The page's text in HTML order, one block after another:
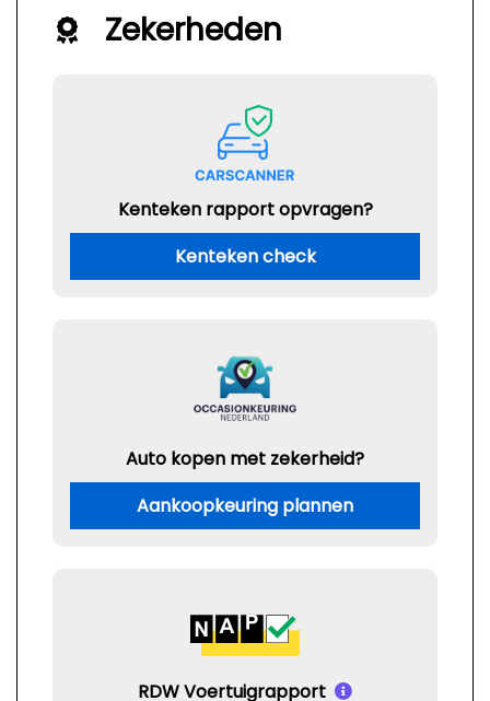
Zekerheden
Kenteken rapport opvragen?
Kenteken check
Auto kopen met zekerheid?
Aankoopkeuring plannen
RDW Voertuigrapport